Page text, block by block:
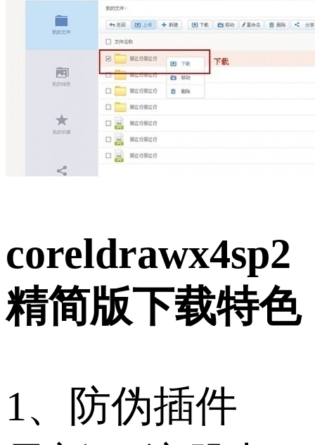
coreldrawx4sp2
精简版下载特色
1、防伪插件